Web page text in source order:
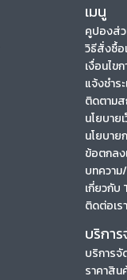
เมนู
คูปองส่
วิธีสั่งซื้อ
เงื่อนไข
แจ้งชำร
ติดตามส
นโยบาย
นโยบาย
ข้อตกลง
บทความ
เกี่ยวกับ
ติดต่อเรา
บริกา
บริการ
ราคาสิน